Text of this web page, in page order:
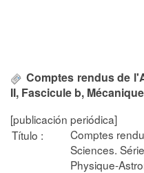
Comptes rendus de
II, Fascicule b,
[publicación periódica]
Título :
Comptes
Sciences.
Physique-